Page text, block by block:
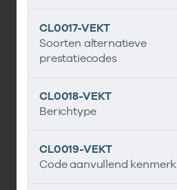
CL0017-VEKT
Soorten alternatieve
prestatiecodes
CL0018-VEKT
Berichtype
CL0019-VEKT
Code aanvullend kenmerk